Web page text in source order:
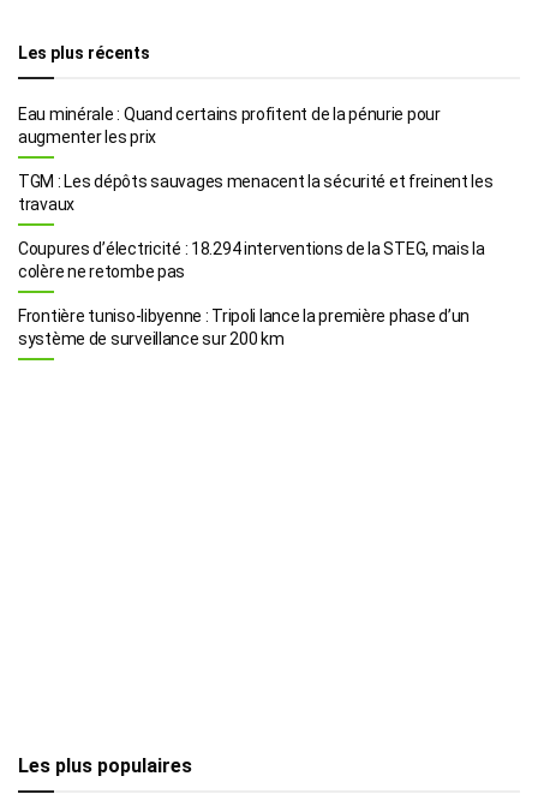
Les plus récents
Eau minérale : Quand certains profitent de la pénurie pour
augmenter les prix
TGM : Les dépôts sauvages menacent la sécurité et freinent les
travaux
Coupures d’électricité : 18.294 interventions de la STEG, mais la
colère ne retombe pas
Frontière tuniso-libyenne : Tripoli lance la première phase d’un
système de surveillance sur 200 km
Les plus populaires